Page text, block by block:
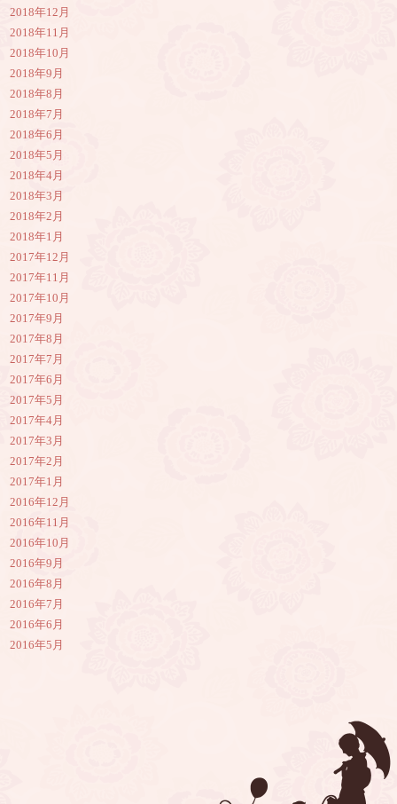
2018年12月
2018年11月
2018年10月
2018年9月
2018年8月
2018年7月
2018年6月
2018年5月
2018年4月
2018年3月
2018年2月
2018年1月
2017年12月
2017年11月
2017年10月
2017年9月
2017年8月
2017年7月
2017年6月
2017年5月
2017年4月
2017年3月
2017年2月
2017年1月
2016年12月
2016年11月
2016年10月
2016年9月
2016年8月
2016年7月
2016年6月
2016年5月